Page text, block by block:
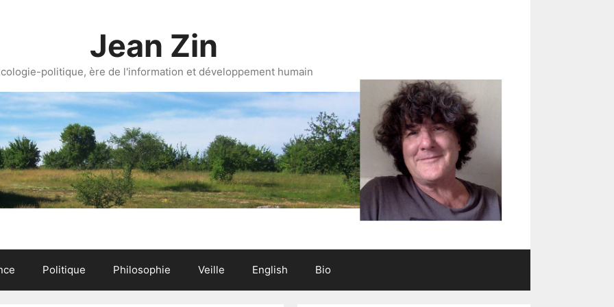
Jean Zin
politique, ère de l'information et développement humain
Politique Philosophie Veille English Bio